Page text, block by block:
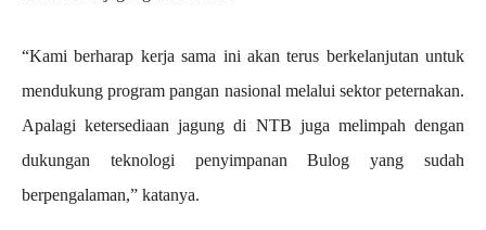
“Kami berharap kerja sama ini akan terus berkelanjutan untuk
mendukung program pangan nasional melalui sektor peternakan.
Apalagi ketersediaan jagung di NTB juga melimpah dengan
dukungan teknologi penyimpanan Bulog yang sudah
berpengalaman,” katanya.